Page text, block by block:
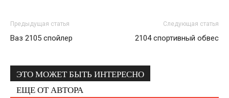
Предыдущая статья
Ваз 2105 спойлер
Следующая статья
2104 спортивный обвес
ЭТО МОЖЕТ БЫТЬ ИНТЕРЕСНО
ЕЩЕ ОТ АВТОРА